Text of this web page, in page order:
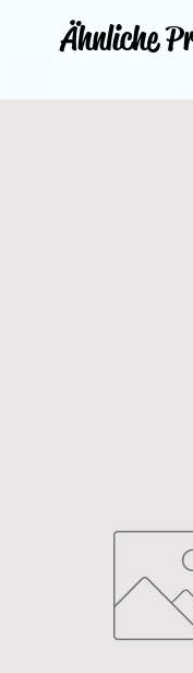
Ähnliche